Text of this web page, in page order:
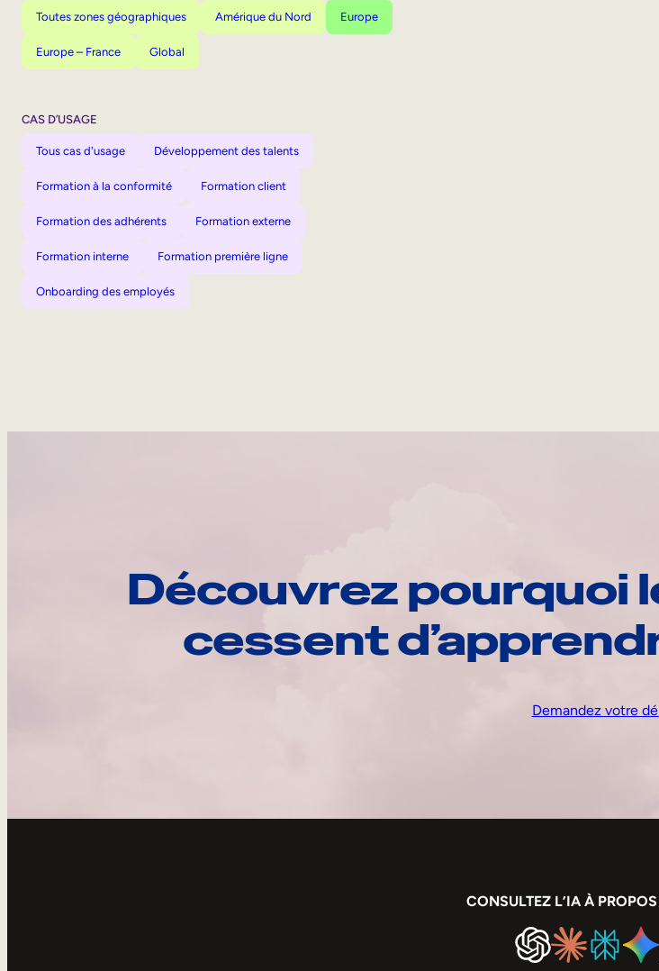
Toutes zones géographiques Amérique du Nord Europe
Europe – France Global
CAS D’USAGE
Tous cas d'usage Développement des talents
Formation à la conformité Formation client
Formation des adhérents Formation externe
Formation interne Formation première ligne
Onboarding des employés
Découvrez pourquoi
cessent
Demandez votre
CONSULTEZ L’IA À